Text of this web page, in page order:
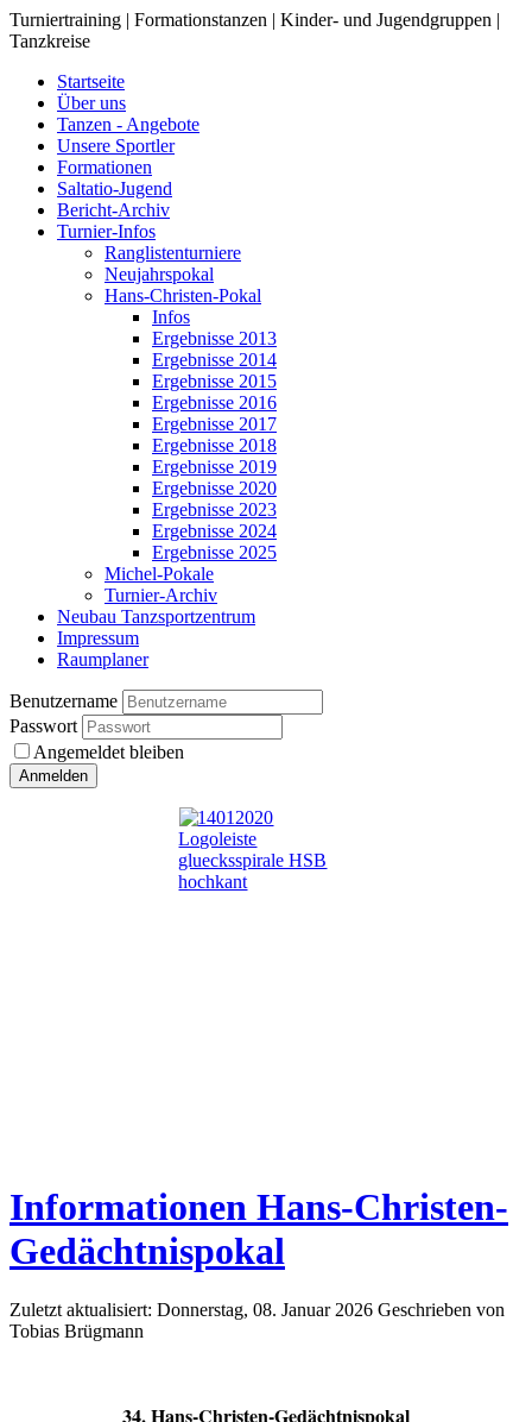
Turniertraining | Formationstanzen | Kinder- und Jugendgruppen |
Tanzkreise
Startseite
Über uns
Tanzen - Angebote
Unsere Sportler
Formationen
Saltatio-Jugend
Bericht-Archiv
Turnier-Infos
Ranglistenturniere
Neujahrspokal
Hans-Christen-Pokal
Infos
Ergebnisse 2013
Ergebnisse 2014
Ergebnisse 2015
Ergebnisse 2016
Ergebnisse 2017
Ergebnisse 2018
Ergebnisse 2019
Ergebnisse 2020
Ergebnisse 2023
Ergebnisse 2024
Ergebnisse 2025
Michel-Pokale
Turnier-Archiv
Neubau Tanzsportzentrum
Impressum
Raumplaner
Benutzername
Passwort
Angemeldet bleiben
Informationen Hans-Christen-
Gedächtnispokal
Zuletzt aktualisiert: Donnerstag, 08. Januar 2026 Geschrieben von
Tobias Brügmann
34. Hans-Christen-Gedächtnispokal